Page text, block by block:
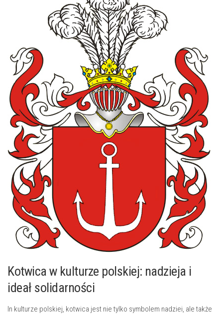
Kotwica ⁢w kulturze polskiej:⁤ nadzieja i
ideał solidarności
In ​kulturze ⁤polskiej, kotwica jest nie tylko symbolem nadziei,⁢ ale także